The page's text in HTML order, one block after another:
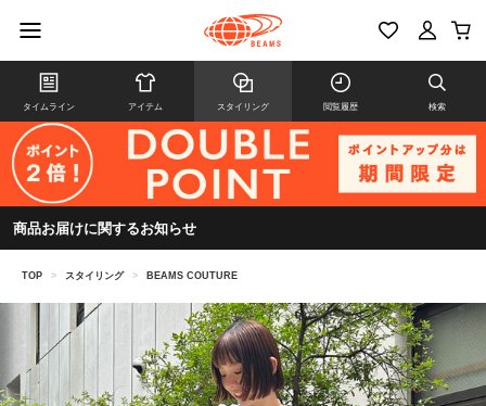
タイムライン アイテム スタイリング 閲覧履歴 検索
商品お届けに関するお知らせ
TOP > スタイリング > BEAMS COUTURE